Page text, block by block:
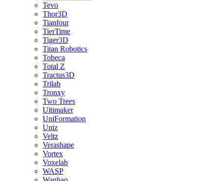
Tevo
Thor3D
Tianfour
TierTime
Tiger3D
Titan Robotics
Tobeca
Total Z
Tractus3D
Trilab
Tronxy
Two Trees
Ultimaker
UniFormation
Uniz
Veltz
Verashape
Vortex
Voxelab
WASP